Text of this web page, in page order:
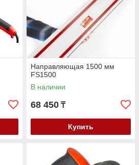
Направляющая 1500 мм
FS1500
В наличии
68 450 ₸
Купить